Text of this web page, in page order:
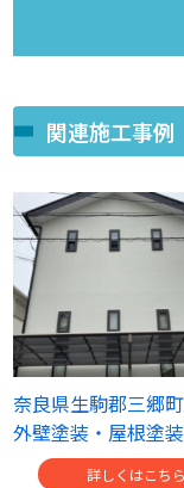
関連施工事例
奈良県生駒郡三郷
外壁塗装・屋根塗装
詳しくはこちら